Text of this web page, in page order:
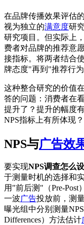
在品牌传播效果评估
视为独立的满意度研
研究项目。但实际上
费者对品牌的推荐意
接指标。将两者结合
牌态度"再到"推荐行
这种整合研究的价值
答的问题：消费者在
提升了？提升的幅度
NPS指标上有所体现？
NPS与广告效
要实现NPS调查怎么
于测量时机的选择和
用"前后测"（Pre-
一波广告投放前，测
曝光组中分别测量
Differences）方法估计